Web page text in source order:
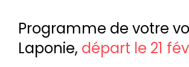
Programme de votre
Laponie, départ le 21